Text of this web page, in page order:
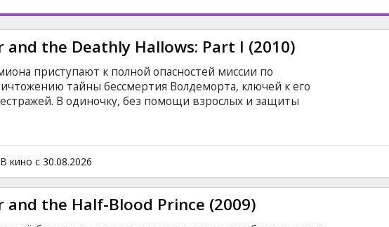
the Deathly Hallows: Part I (2010)
приступают к полной опасностей миссии по
тайны бессмертия Волдеморта, ключей к его
В одиночку, без помощи взрослых и защиты
разрушить их союз навсегда. Друзья и враги Гарри
неожиданном свете.
В кино с 30.08.2026
the Half-Blood Prince (2009)